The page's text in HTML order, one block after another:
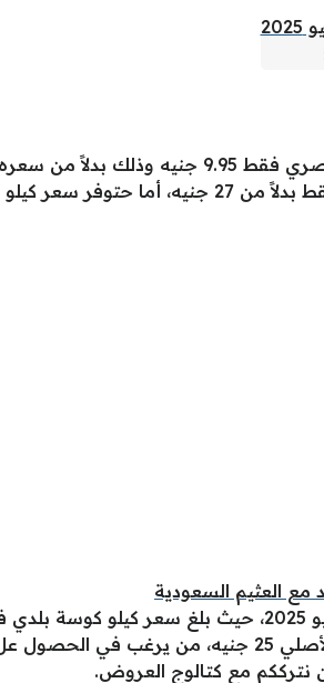
سعر الفواكه الطازجة داخل كتالوج عروض لولو هايبر ماركت مخفضة، حيث بلغ سعر كيلو عنب أحمر مصري فقط 9.95 جنيه وذلك بدلاً من سعره
الأصلي 15 جنيه، كما جاء سعر كيلو مانجو زبدية في عروض لولو هايبر ماركت مصر اليوم 16.95 جنيه فقط بدلاً من 27 جنيه، أما حتوفر سعر كيلو
سعر الخضروات الطازجة في عروض لولو هايبر ماركت مصر اليوم مذهلة، والتي تتوافر حتى يوم 19 يوليو 2025، حيث بلغ سعر
7.45 جنيه بدلاً من 14 جنيه، كما بلغ سعر فلفل رومي أحمر أو أصفر فقط 14.95 جنيه بدلاً من السعر الأصلي 25 جنيه، من يرغب في
نترككم مع كتالوج العروض.